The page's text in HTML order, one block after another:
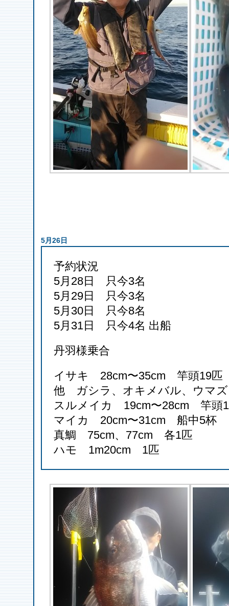
5月26日
予約状況
5月28日 只今3名
5月29日 只今3名
5月30日 只今8名
5月31日 只今4名 出船
丹羽様乗合
イサキ 28cm〜35cm 竿頭19匹
他 ガシラ、オキメバル、ウマ
スルメイカ 19cm〜28cm 竿頭
マイカ 20cm〜31cm 船中5杯
真鯛 75cm、77cm 各1匹
ハモ 1m20cm 1匹